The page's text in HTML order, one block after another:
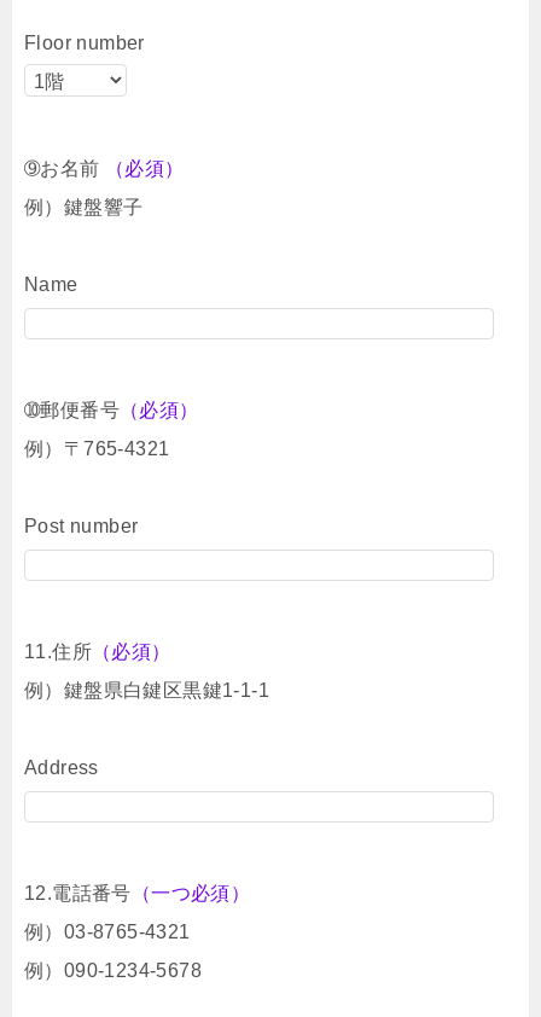
Floor number
➈お名前
（必須）
例）鍵盤響子
Name
➉郵便番号 （必須）
例）〒765-4321
Post number
11.住所 （必須）
例）鍵盤県白鍵区黒鍵1-1-1
Address
12.電話番号 （一つ必須）
例）03-8765-4321
例）090-1234-5678